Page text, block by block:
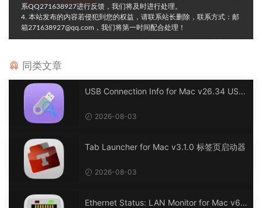
系QQ271638927进行反馈，我们将及时进行处理。
4. 本站发布的内容若侵犯到您的权益，请联系站长删除，联系方式：邮
箱271638927@qq.com，我们将第一时间配合处理！
同类文章
USB Connection Info for Mac v26.34 USB
2026-08-03
Tab Launcher for Mac v3.1.0 标签页启动器
2026-08-03
Ethernet Status: LAN Monitor for Mac v6.